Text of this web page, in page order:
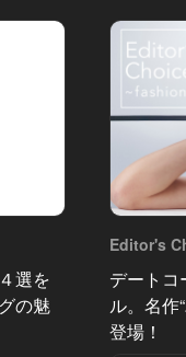
選を
の魅
Editor's
デートコ
ル。名作
登場！